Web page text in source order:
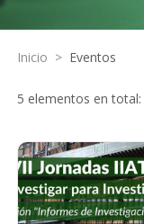
Inicio > Eventos
5 elementos en total: